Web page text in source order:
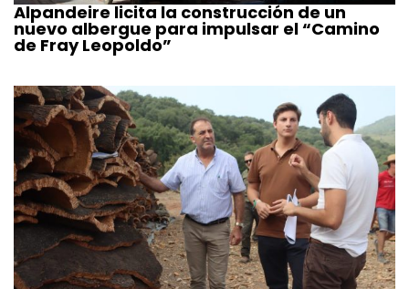
Alpandeire licita la construcción de un
nuevo albergue para impulsar el “Camino
de Fray Leopoldo”